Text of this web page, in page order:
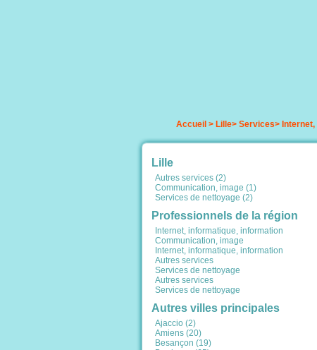
Accueil > Lille> Services>
Lille
Autres services (2)
Communication, image (1)
Services de nettoyage (2)
Professionnels de la région
Internet, informatique, information
Communication, image
Internet, informatique, information
Autres services
Services de nettoyage
Autres services
Services de nettoyage
Autres villes principales
Ajaccio (2)
Amiens (20)
Besançon (19)